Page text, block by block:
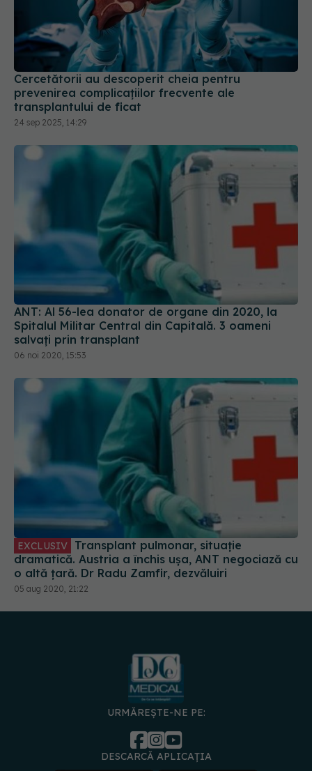
Cercetătorii au descoperit cheia pentru
prevenirea complicațiilor frecvente ale
transplantului de ficat
24 sep 2025, 14:29
ANT: Al 56-lea donator de organe din 2020, la
Spitalul Militar Central din Capitală. 3 oameni
salvați prin transplant
06 noi 2020, 15:53
EXCLUSIV
dramatică. Austria a închis ușa, ANT negociază cu
o altă țară. Dr Radu Zamfir, dezvăluiri
05 aug 2020, 21:22
URMĂREȘTE-NE PE:
DESCARCĂ APLICAȚIA